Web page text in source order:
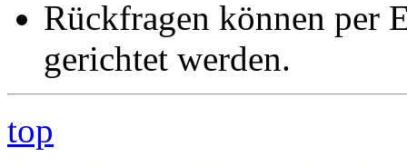
Rückfragen können per
gerichtet werden.
top